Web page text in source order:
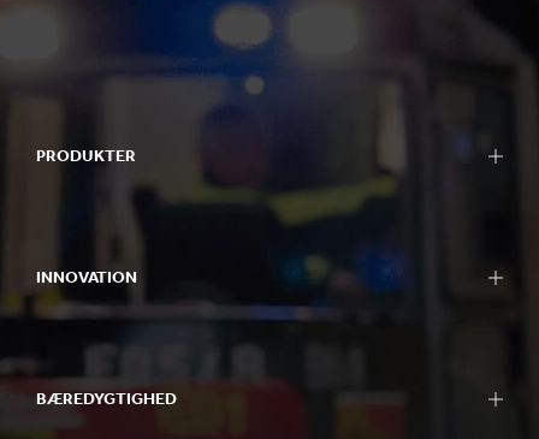
PRODUKTER
INNOVATION
BÆREDYGTIGHED